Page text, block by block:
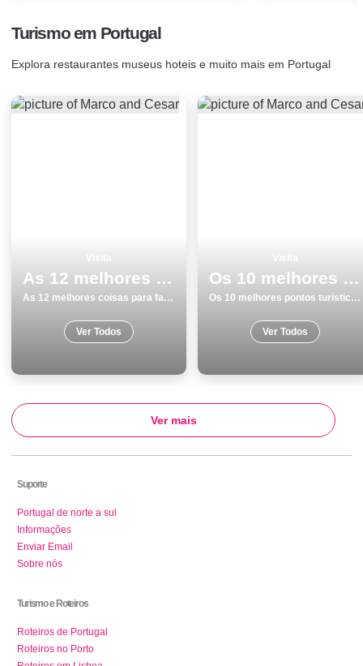
Turismo em Portugal
Explora restaurantes museus hoteis e muito mais em Portugal
As 12 melhores coisas para fazer inverno em Braga
As 12 melhores coisas para fazer inverno em Braga
Ver Todos
Os 10 melhores pontos turisticos para conhecer e visitar em Ericeira
Os 10 melhores pontos turisticos para conhecer e visitar em Ericeira
Ver Todos
Ver mais
Suporte
Portugal de norte a sul
Informações
Enviar Email
Sobre nós
Turismo e Roteiros
Roteiros de Portugal
Roteiros no Porto